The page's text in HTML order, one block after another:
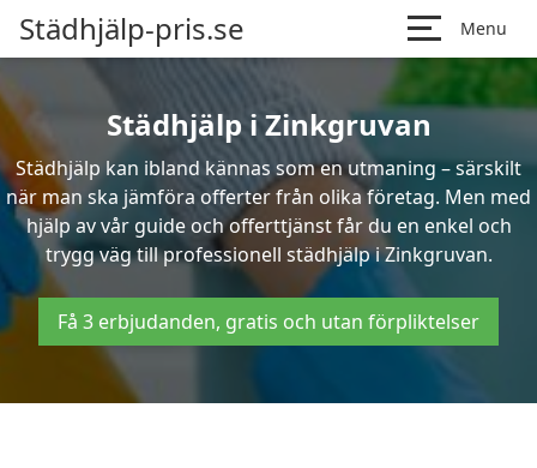
Städhjälp-pris.se Menu
Städhjälp i Zinkgruvan
Städhjälp kan ibland kännas som en utmaning – särskilt
när man ska jämföra offerter från olika företag. Men med
hjälp av vår guide och offerttjänst får du en enkel och
trygg väg till professionell städhjälp i Zinkgruvan.
Få 3 erbjudanden, gratis och utan förpliktelser